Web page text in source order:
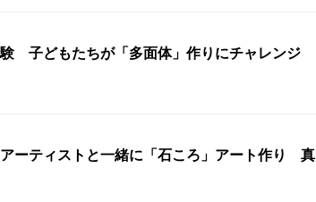
子どもたちが「多面体」作りにチャレンジ
ーティストと一緒に「石ころ」アート作り 真